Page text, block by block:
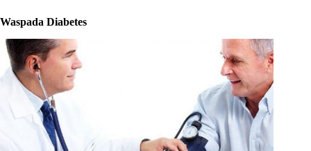
Waspada Diabetes